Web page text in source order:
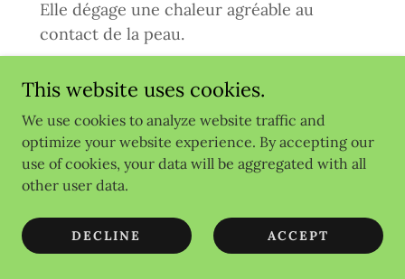
Elle dégage une chaleur agréable au
contact de la peau.
Aimants : 2x 0,22 Tesla
GoutteRéf. 1926
Outil des massages Sentinelle et Quantum
This website uses cookies.
We use cookies to analyze website traffic and
optimize your website experience. By accepting our
use of cookies, your data will be aggregated with all
other user data.
DECLINE ACCEPT